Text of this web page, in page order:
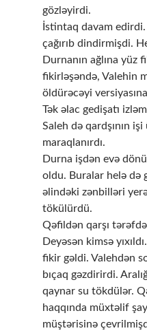
gözləyirdi.
İstintaq davam
çağırıb dindirmişdi.
Durnanın ağlına
fikirləşəndə, Valehin
öldürəcəyi
Tək əlac gedişatı
Saleh də qardşının
maraqlanırdı.
Durna işdən evə
oldu. Buralar helə də
əlindəki zənbilləri
tökülürdü.
Qəfildən qarşı
Deyəsən kimsə
fikir gəldi. Valehdən
bıçaq gəzdirirdi.
qaynar su tökdülər.
haqqında müxtəlif
müştərisinə